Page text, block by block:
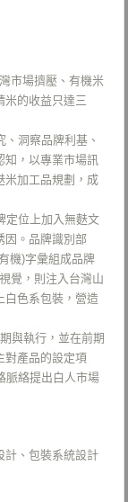
市場擠壓、有機米
米的收益只達三
洞察品牌利基、
知，以專業市場訊
米加工品規劃，成
定位上加入無麩文
因。品牌識別部
機)字彙組成品牌
覺，則注入台灣山
白色系包裝，營造
與執行，並在前期
對產品的設定項
脈絡提出白人市場
計、包裝系統設計